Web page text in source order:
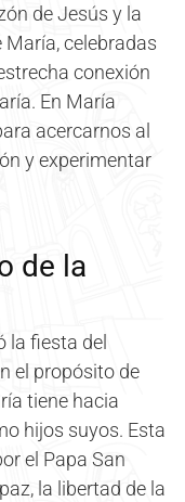
de Jesús y la
celebradas
conexión
En María
acercarnos al
y experimentar
de la
la fiesta del
el propósito de
tiene hacia
hijos suyos. Esta
el Papa San
la libertad de la